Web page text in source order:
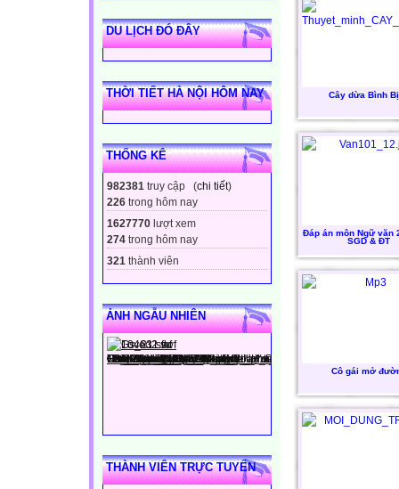
DU LỊCH ĐÓ ĐÂY
THỜI TIẾT HÀ NỘI HÔM NAY
THỐNG KÊ
982381 truy cập (chi tiết)
226 trong hôm nay
1627770 lượt xem
274 trong hôm nay
321 thành viên
ẢNH NGẪU NHIÊN
THÀNH VIÊN TRỰC TUYẾN
Cây dừa Bình
Đáp án môn Ngữ văn
SGD & ĐT
Cô gái mở